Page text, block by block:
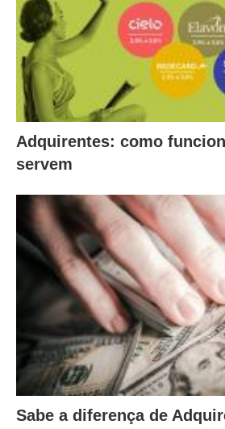
Adquirentes: como
servem
Sabe a diferença de